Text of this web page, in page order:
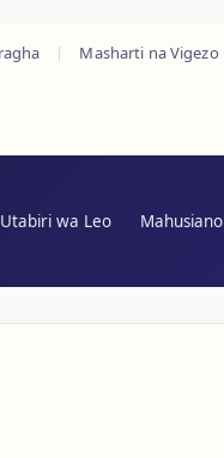
Masharti na Vigezo
Utabiri wa Leo Mahusiano